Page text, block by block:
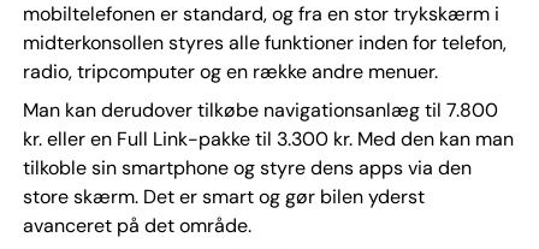
mobiltelefonen er standard, og fra en stor trykskærm i
midterkonsollen styres alle funktioner inden for telefon,
radio, tripcomputer og en række andre menuer.
Man kan derudover tilkøbe navigationsanlæg til 7.800
kr. eller en Full Link-pakke til 3.300 kr. Med den kan man
tilkoble sin smartphone og styre dens apps via den
store skærm. Det er smart og gør bilen yderst
avanceret på det område.